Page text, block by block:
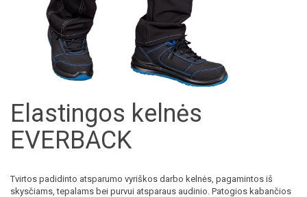
Elastingos kelnės
EVERBACK
Tvirtos padidinto atsparumo vyriškos darbo kelnės, pagamintos iš
skysčiams, tepalams bei purvui atsparaus audinio. Patogios kabančios